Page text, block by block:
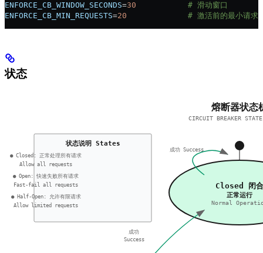
ENFORCE_CB_WINDOW_SECONDS=30
           # 滑动窗口
ENFORCE_CB_MIN_REQUESTS=20
# 激活前的最小请求
状态